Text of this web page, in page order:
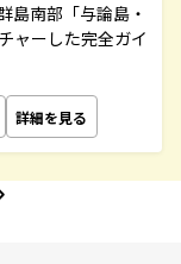
南部「与論島・
ャーした完全ガイ
詳細を見る